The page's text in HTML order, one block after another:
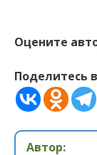
Оцените
Поделитесь
Автор: